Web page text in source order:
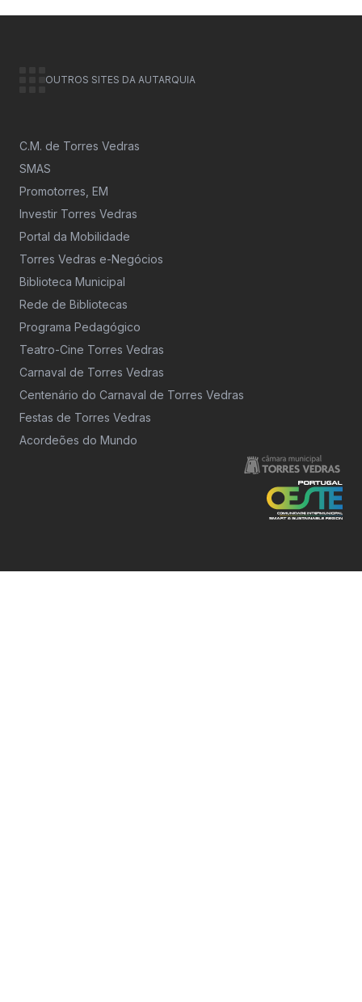
OUTROS SITES DA AUTARQUIA
C.M. de Torres Vedras
SMAS
Promotorres, EM
Investir Torres Vedras
Portal da Mobilidade
Torres Vedras e-Negócios
Biblioteca Municipal
Rede de Bibliotecas
Programa Pedagógico
Teatro-Cine Torres Vedras
Carnaval de Torres Vedras
Centenário do Carnaval de Torres Vedras
Festas de Torres Vedras
Acordeões do Mundo